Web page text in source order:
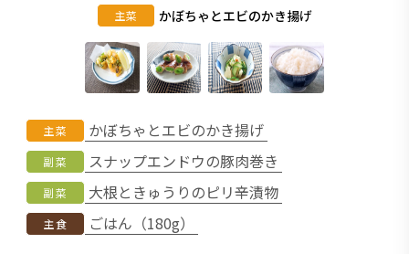
主菜 かぼちゃとエビのかき揚げ
主菜 かぼちゃとエビのかき揚げ
副菜 スナップエンドウの豚肉巻き
副菜 大根ときゅうりのピリ辛漬物
主食 ごはん（180g）